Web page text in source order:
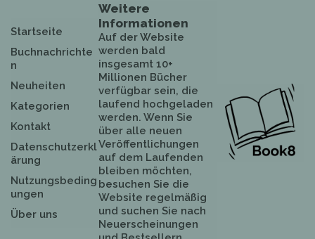
Startseite
Buchnachrichte
n
Neuheiten
Kategorien
Kontakt
Datenschutzerkl
ärung
Nutzungsbeding
ungen
Über uns
Weitere
Informationen
Auf der Website
werden bald
insgesamt 10+
Millionen Bücher
verfügbar sein, die
laufend hochgeladen
werden. Wenn Sie
über alle neuen
Veröffentlichungen
auf dem Laufenden
bleiben möchten,
besuchen Sie die
Website regelmäßig
und suchen Sie nach
Neuerscheinungen